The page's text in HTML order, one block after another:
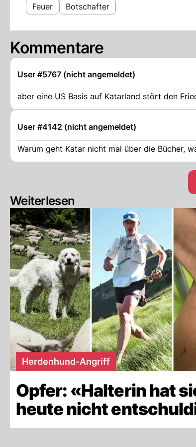
Feuer Botschafter
Kommentare
User #5767 (nicht angemeldet)
aber eine US Basis auf Katarland stört den
User #4142 (nicht angemeldet)
Warum geht Katar nicht mal über die Bücher,
Weiterlesen
Herdenhund-Angriff
Opfer: «Halterin hat
heute nicht